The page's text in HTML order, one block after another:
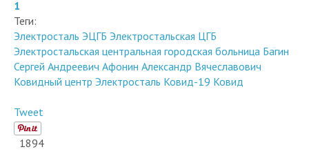
Теги:
Электросталь
Электростальская центральная городская больница
Сергей Андреевич Афонин Александр Вячеславович
Ковидный центр Электросталь Ковид-19 Ковид
1894
0